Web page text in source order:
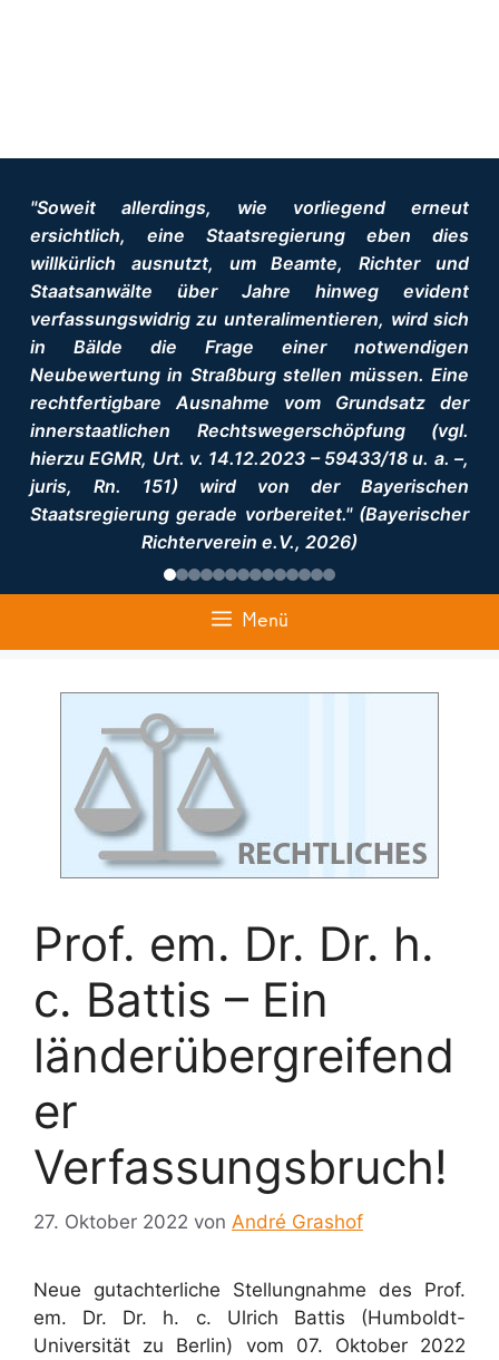
"Soweit allerdings, wie vorliegend erneut
ersichtlich, eine Staatsregierung eben dies
willkürlich ausnutzt, um Beamte, Richter und
Staatsanwälte über Jahre hinweg evident
verfassungswidrig zu unteralimentieren, wird sich
in Bälde die Frage einer notwendigen
Neubewertung in Straßburg stellen müssen. Eine
rechtfertigbare Ausnahme vom Grundsatz der
innerstaatlichen Rechtswegerschöpfung (vgl.
hierzu EGMR, Urt. v. 14.12.2023 – 59433/18 u. a. –,
juris, Rn. 151) wird von der Bayerischen
Staatsregierung gerade vorbereitet." (Bayerischer
Richterverein e.V., 2026)
Menü
Prof. em. Dr. Dr. h.
c. Battis – Ein
länderübergreifend
er
Verfassungsbruch!
27. Oktober 2022 von André Grashof
Neue gutachterliche Stellungnahme des Prof.
em. Dr. Dr. h. c. Ulrich Battis (Humboldt-
Universität zu Berlin) vom 07. Oktober 2022